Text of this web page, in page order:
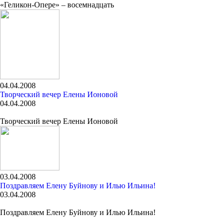
«Геликон-Опере» – восемнадцать
04.04.2008
Творческий вечер Елены Ионовой
04.04.2008
Творческий вечер Елены Ионовой
03.04.2008
Поздравляем Елену Буйнову и Илью Ильина!
03.04.2008
Поздравляем Елену Буйнову и Илью Ильина!